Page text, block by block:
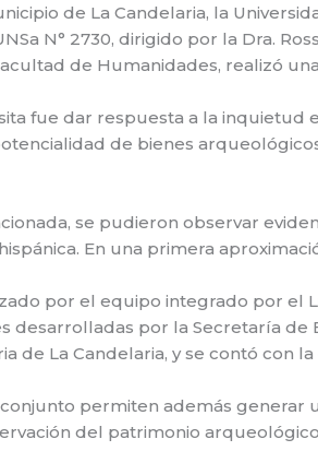
de La Candelaria, la
N° 2730, dirigido por la Dra.
de Humanidades, realizó
fue dar respuesta a la
de bienes
se pudieron observar
En una primera
por el equipo integrado por el
desarrolladas por la Secretaría de
de La Candelaria, y se contó con
permiten además
del patrimonio